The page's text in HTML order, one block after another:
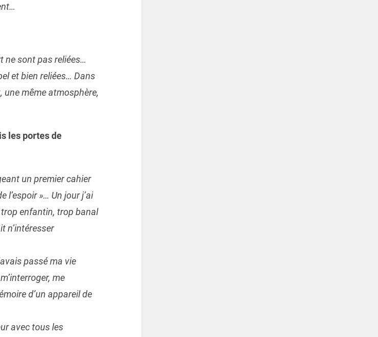
ne sont pas reliées…
et bien reliées… Dans
une même atmosphère,
les portes de
un premier cahier
l’espoir »… Un jour j’ai
trop enfantin, trop banal
n’intéresser
passé ma vie
me
d’un appareil de
avec tous les